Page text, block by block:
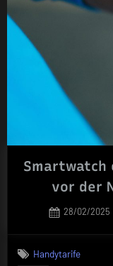
Smartwatch
vor der
Posted
28/02/2025
Handytarife